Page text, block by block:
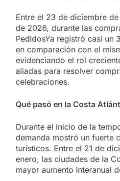
Entre el 23 de diciembre
de 2026, durante las
PedidosYa registró casi un
en comparación con el
evidenciando el rol
aliadas para resolver
celebraciones.
Qué pasó en la Costa
Durante el inicio de la
demanda mostró un fuerte
turísticos. Entre el 21 de
enero, las ciudades de la
mayor aumento interanual